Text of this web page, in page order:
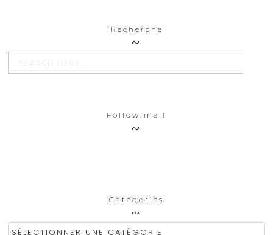
Recherche
Search SEARCH
Follow me !
Catégories
Catégories